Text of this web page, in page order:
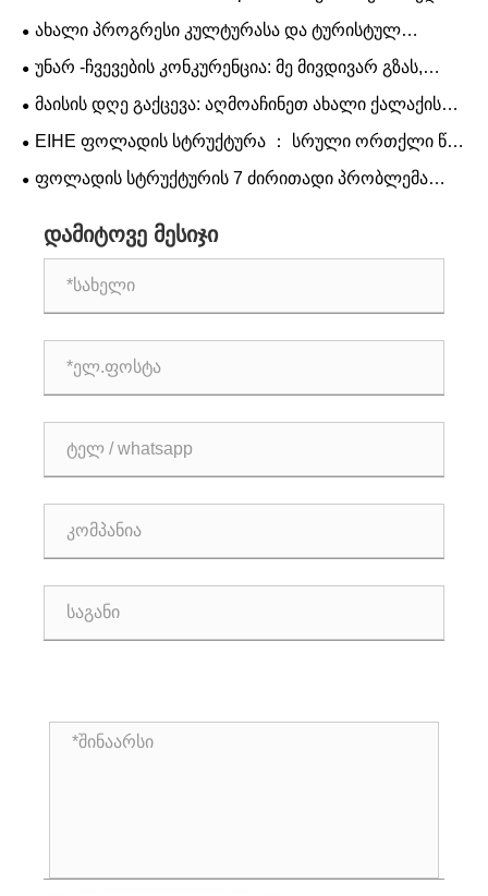
აღლუმის პირდაპირი ტრანსლაციის ნახვა
ახალი პროგრესი კულტურასა და ტურისტულ
ფოლადში, EIHE გიბიძგებთ პირველ რიგში
შეისწავლოთ მითიური თემატიკის შედევრების
სასახლე.
უნარ -ჩვევების კონკურენცია: მე მივდივარ გზას,
ვცდილობ ვიყო ხელოსნები გამბედაობით.
მაისის დღე გაქცევა: აღმოაჩინეთ ახალი ქალაქის
ღირშესანიშნაობები EIHE- ით
EIHE ფოლადის სტრუქტურა ： სრული ორთქლი წინ
უსწრებს წარმოებას, რომ მიაღწიოს ახალ
სიმაღლეებს.
ფოლადის სტრუქტურის 7 ძირითადი პრობლემა
დამიტოვე მესიჯი